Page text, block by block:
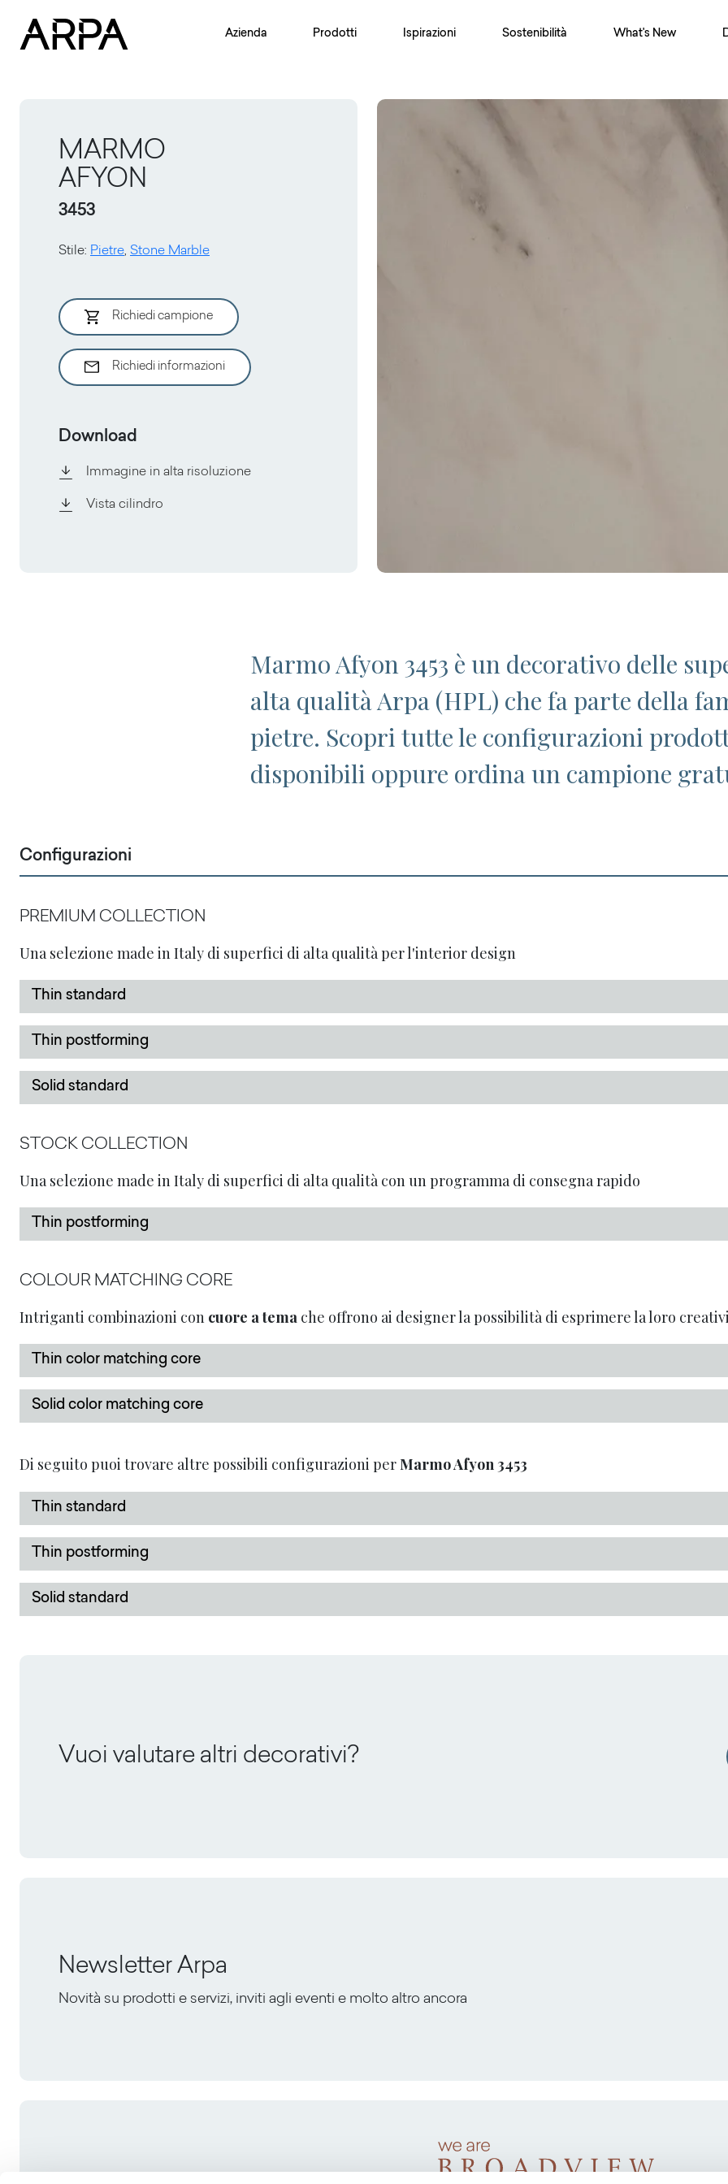
Azienda Prodotti Ispirazioni Sostenibilità What's New
MARMO
AFYON
3453
Stile: Pietre, Stone Marble
Richiedi campione
Richiedi informazioni
Download
Immagine in alta risoluzione
Vista cilindro
Marmo Afyon 3453 è un decorativo delle
alta qualità Arpa (HPL) che fa parte della
pietre. Scopri tutte le configurazioni
disponibili oppure ordina un campione
Configurazioni
PREMIUM COLLECTION
Una selezione made in Italy di superfici di alta qualità per l'interior design
Thin standard
Thin postforming
Solid standard
STOCK COLLECTION
Una selezione made in Italy di superfici di alta qualità con un programma di consegna rapido
Thin postforming
COLOUR MATCHING CORE
Intriganti combinazioni con cuore a tema che offrono ai designer la possibilità di esprimere la loro
Thin color matching core
Solid color matching core
Di seguito puoi trovare altre possibili configurazioni perMarmo Afyon 3453
Thin standard
Thin postforming
Solid standard
Vuoi valutare altri decorativi?
Newsletter Arpa
Novità su prodotti e servizi, inviti agli eventi e molto altro ancora